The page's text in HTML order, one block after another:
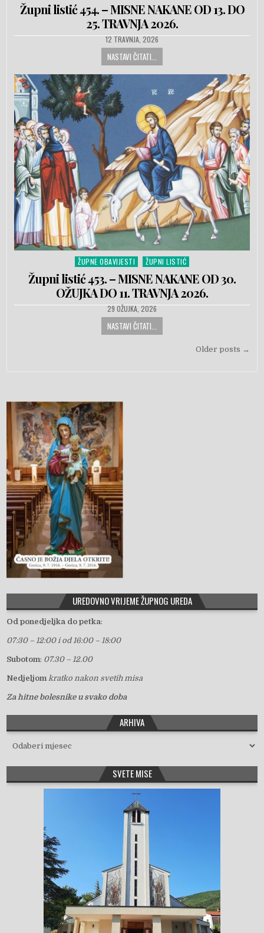
Župni listić 454. – MISNE NAKANE OD 13. DO
25. TRAVNJA 2026.
PUBLISHED DATE:
12 TRAVNJA, 2026
NASTAVI ČITATI...
Posted in
ŽUPNE OBAVIJESTI ŽUPNI LISTIĆ
Župni listić 453. – MISNE NAKANE OD 30.
OŽUJKA DO 11. TRAVNJA 2026.
PUBLISHED DATE:
29 OŽUJKA, 2026
NASTAVI ČITATI...
Older posts →
UREDOVNO VRIJEME ŽUPNOG UREDA
Od ponedjeljka do petka:
07:30 – 12:00 i od 16:00 – 18:00
Subotom: 07.30 – 12.00
Nedjeljom kratko nakon svetih misa
Za hitne bolesnike u svako doba
ARHIVA
Arhiva
SVETE MISE